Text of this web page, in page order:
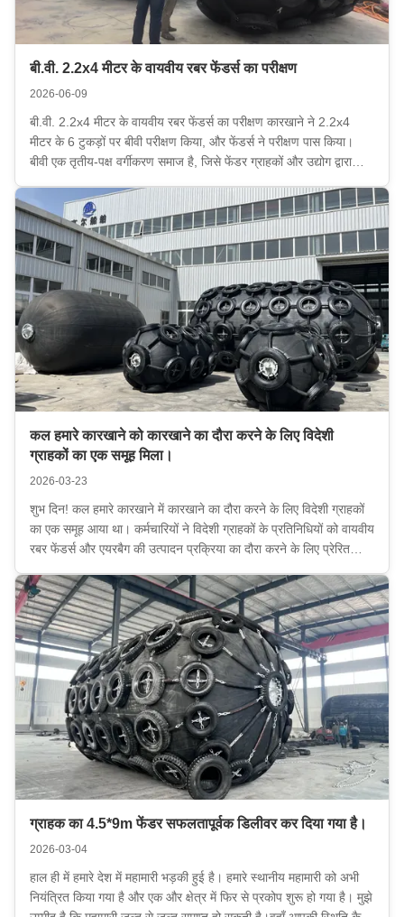
बी.वी. 2.2x4 मीटर के वायवीय रबर फेंडर्स का परीक्षण
2026-06-09
बी.वी. 2.2x4 मीटर के वायवीय रबर फेंडर्स का परीक्षण कारखाने ने 2.2x4
मीटर के 6 टुकड़ों पर बीवी परीक्षण किया, और फेंडर्स ने परीक्षण पास किया।
बीवी एक तृतीय-पक्ष वर्गीकरण समाज है, जिसे फेंडर ग्राहकों और उद्योग द्वारा
ग्राहक ...
कल हमारे कारखाने को कारखाने का दौरा करने के लिए विदेशी
ग्राहकों का एक समूह मिला।
2026-03-23
शुभ दिन! कल हमारे कारखाने में कारखाने का दौरा करने के लिए विदेशी ग्राहकों
का एक समूह आया था। कर्मचारियों ने विदेशी ग्राहकों के प्रतिनिधियों को वायवीय
रबर फेंडर्स और एयरबैग की उत्पादन प्रक्रिया का दौरा करने के लिए प्रेरित
हमारे उत्पाद की ...
ग्राहक का 4.5*9m फेंडर सफलतापूर्वक डिलीवर कर दिया गया है।
2026-03-04
हाल ही में हमारे देश में महामारी भड़की हुई है। हमारे स्थानीय महामारी को अभी
नियंत्रित किया गया है और एक और क्षेत्र में फिर से प्रकोप शुरू हो गया है। मुझे